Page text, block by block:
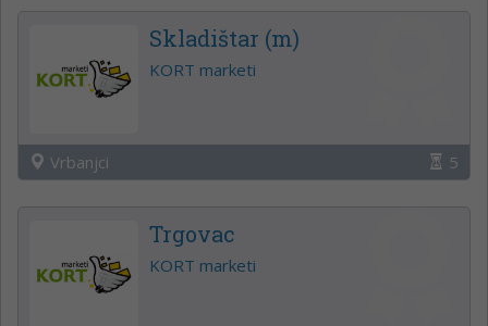
Skladištar (m)
KORT marketi
Vrbanjci 5
Trgovac
KORT marketi